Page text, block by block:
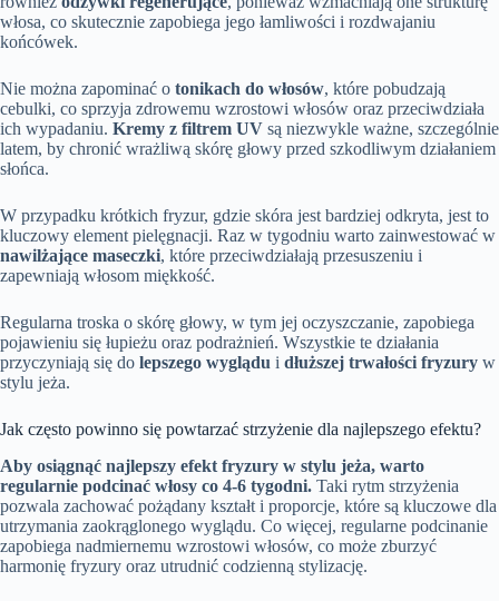
włosa, co skutecznie zapobiega jego łamliwości i rozdwajaniu
końcówek.
Nie można zapominać o tonikach do włosów, które pobudzają
cebulki, co sprzyja zdrowemu wzrostowi włosów oraz przeciwdziała
ich wypadaniu. Kremy z filtrem UV są niezwykle ważne, szczególnie
latem, by chronić wrażliwą skórę głowy przed szkodliwym działaniem
słońca.
W przypadku krótkich fryzur, gdzie skóra jest bardziej odkryta, jest to
kluczowy element pielęgnacji. Raz w tygodniu warto zainwestować w
nawilżające maseczki, które przeciwdziałają przesuszeniu i
zapewniają włosom miękkość.
Regularna troska o skórę głowy, w tym jej oczyszczanie, zapobiega
pojawieniu się łupieżu oraz podrażnień. Wszystkie te działania
przyczyniają się do lepszego wyglądu i dłuższej trwałości fryzury w
stylu jeża.
Jak często powinno się powtarzać strzyżenie dla najlepszego efektu?
Aby osiągnąć najlepszy efekt fryzury w stylu jeża, warto
regularnie podcinać włosy co 4-6 tygodni. Taki rytm strzyżenia
pozwala zachować pożądany kształt i proporcje, które są kluczowe dla
utrzymania zaokrąglonego wyglądu. Co więcej, regularne podcinanie
zapobiega nadmiernemu wzrostowi włosów, co może zburzyć
harmonię fryzury oraz utrudnić codzienną stylizację.